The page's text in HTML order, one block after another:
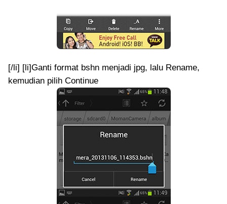
[/li] [li]Ganti format bshn menjadi jpg, lalu Rename,
kemudian pilih Continue